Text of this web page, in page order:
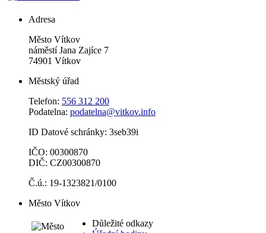
Adresa
Město Vítkov
náměstí Jana Zajíce 7
74901 Vítkov
Městský úřad
Telefon: 556 312 200
Podatelna: podatelna@vitkov.info
ID Datové schránky: 3seb39i
IČO: 00300870
DIČ: CZ00300870
Č.ú.: 19-1323821/0100
Město Vítkov
Důležité odkazy